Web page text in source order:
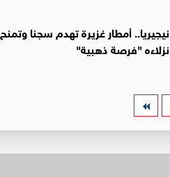
نيجيريا.. أمطار غزيرة تهدم سجنا وتمنح
نزلاءه "فرصة ذهبية"